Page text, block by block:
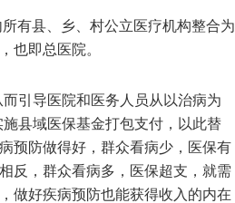
有县、乡、村公立医疗机构整合为
也即总医院。
引导医院和医务人员从以治病为
县域医保基金打包支付，以此替
预防做得好，群众看病少，医保有
反，群众看病多，医保超支，就需
做好疾病预防也能获得收入的内在